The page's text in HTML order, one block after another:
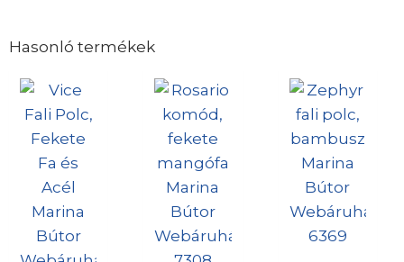
Hasonló termékek